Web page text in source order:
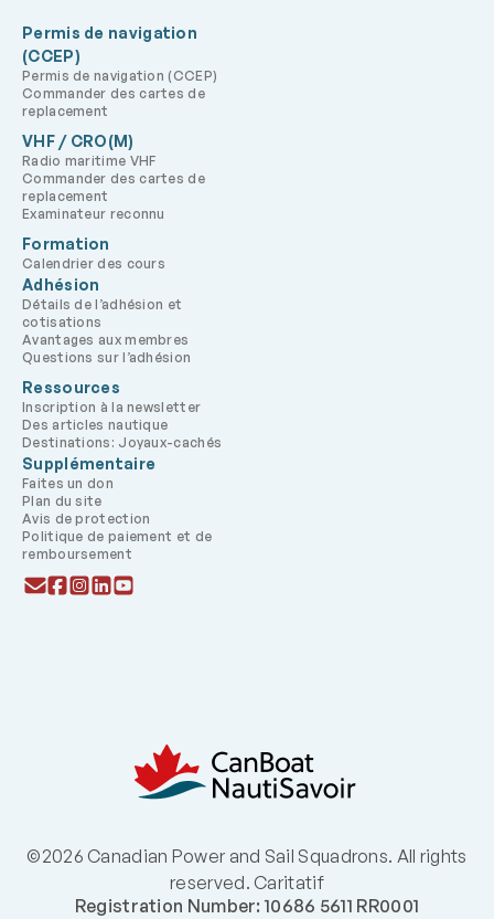
Permis de navigation
(CCEP)
Permis de navigation (CCEP)
Commander des cartes de
replacement
VHF / CRO(M)
Radio maritime VHF
Commander des cartes de
replacement
Examinateur reconnu
Formation
Calendrier des cours
Adhésion
Détails de l’adhésion et
cotisations
Avantages aux membres
Questions sur l’adhésion
Ressources
Inscription à la newsletter
Des articles nautique
Destinations: Joyaux-cachés
Supplémentaire
Faites un don
Plan du site
Avis de protection
Politique de paiement et de
remboursement
©2026 Canadian Power and Sail Squadrons. All rights
reserved. Caritatif
Registration Number: 10686 5611 RR0001